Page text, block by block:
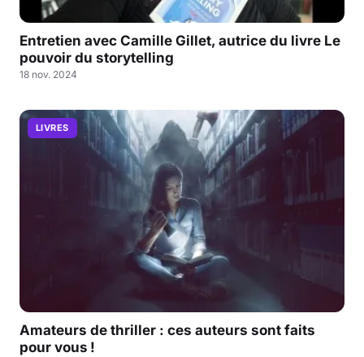
Entretien avec Camille Gillet, autrice du livre Le
pouvoir du storytelling
18 nov. 2024
LIVRES
Amateurs de thriller : ces auteurs sont faits
pour vous !